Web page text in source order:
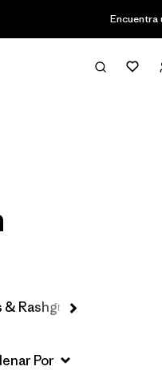
Encuentra
Filter
Rashguards